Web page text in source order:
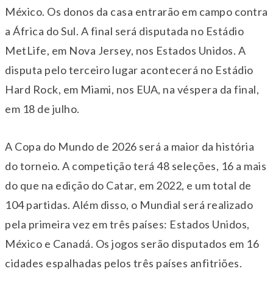
México. Os donos da casa entrarão em campo contra
a África do Sul. A final será disputada no Estádio
MetLife, em Nova Jersey, nos Estados Unidos. A
disputa pelo terceiro lugar acontecerá no Estádio
Hard Rock, em Miami, nos EUA, na véspera da final,
em 18 de julho.
A Copa do Mundo de 2026 será a maior da história
do torneio. A competição terá 48 seleções, 16 a mais
do que na edição do Catar, em 2022, e um total de
104 partidas. Além disso, o Mundial será realizado
pela primeira vez em três países: Estados Unidos,
México e Canadá. Os jogos serão disputados em 16
cidades espalhadas pelos três países anfitriões.